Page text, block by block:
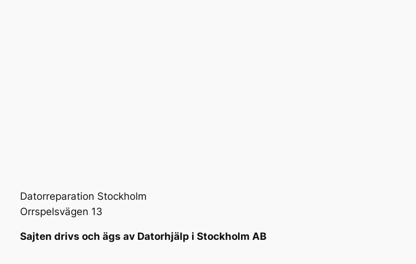
Datorreparation Stockholm
Orrspelsvägen 13
Sajten drivs och ägs av Datorhjälp i Stockholm AB